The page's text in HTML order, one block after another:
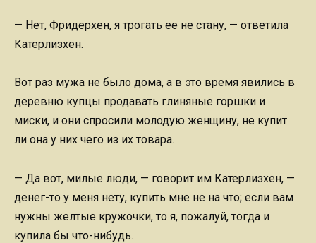
— Нет, Фридерхен, я трогать ее не стану, — ответила
Катерлизхен.
Вот раз мужа не было дома, а в это время явились в
деревню купцы продавать глиняные горшки и
миски, и они спросили молодую женщину, не купит
ли она у них чего из их товара.
— Да вот, милые люди, — говорит им Катерлизхен, —
денег-то у меня нету, купить мне не на что; если вам
нужны желтые кружочки, то я, пожалуй, тогда и
купила бы что-нибудь.